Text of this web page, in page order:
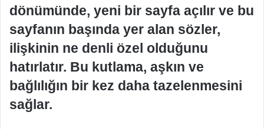
dönümünde, yeni bir sayfa açılır ve bu
sayfanın başında yer alan sözler,
ilişkinin ne denli özel olduğunu
hatırlatır. Bu kutlama, aşkın ve
bağlılığın bir kez daha tazelenmesini
sağlar.